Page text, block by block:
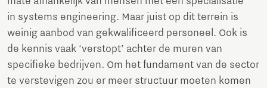
in systems engineering. Maar juist op dit terrein is
weinig aanbod van gekwalificeerd personeel. Ook is
de kennis vaak ‘verstopt’ achter de muren van
specifieke bedrijven. Om het fundament van de sector
te verstevigen zou er meer structuur moeten komen